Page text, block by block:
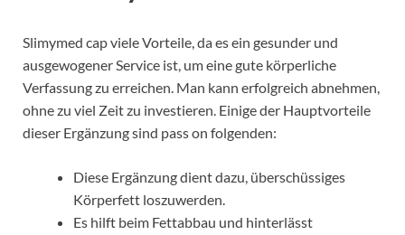
Slimymed cap viele Vorteile, da es ein gesunder und
ausgewogener Service ist, um eine gute körperliche
Verfassung zu erreichen. Man kann erfolgreich abnehmen,
ohne zu viel Zeit zu investieren. Einige der Hauptvorteile
dieser Ergänzung sind pass on folgenden:
Diese Ergänzung dient dazu, überschüssiges
Körperfett loszuwerden.
Es hilft beim Fettabbau und hinterlässt